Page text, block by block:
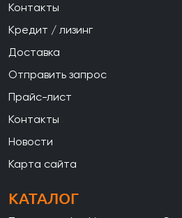
Контакты
Кредит / лизинг
Доставка
Отправить запрос
Прайс-лист
Контакты
Новости
Карта сайта
КАТАЛОГ